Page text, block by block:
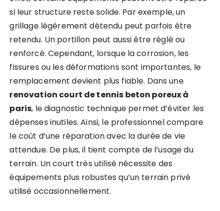
si leur structure reste solide. Par exemple, un
grillage légèrement détendu peut parfois être
retendu. Un portillon peut aussi être réglé ou
renforcé. Cependant, lorsque la corrosion, les
fissures ou les déformations sont importantes, le
remplacement devient plus fiable. Dans une
renovation court de tennis beton poreux à
paris, le diagnostic technique permet d’éviter les
dépenses inutiles. Ainsi, le professionnel compare
le coût d’une réparation avec la durée de vie
attendue. De plus, il tient compte de l’usage du
terrain. Un court très utilisé nécessite des
équipements plus robustes qu’un terrain privé
utilisé occasionnellement.